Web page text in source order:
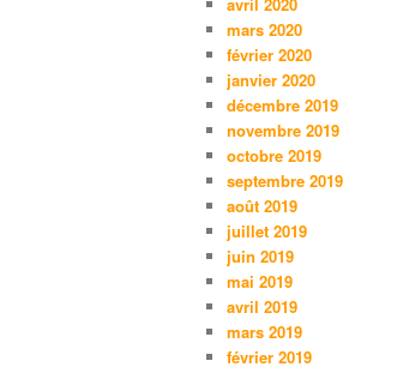
mars 2020
février 2020
janvier 2020
décembre 2019
novembre 2019
octobre 2019
septembre 2019
août 2019
juillet 2019
juin 2019
mai 2019
avril 2019
mars 2019
février 2019